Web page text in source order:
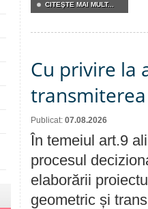
CITEŞTE MAI MULT...
Cu privire la
Publicat: 07.08.2026
În temeiul art.9
procesul
elaborării
geometric și